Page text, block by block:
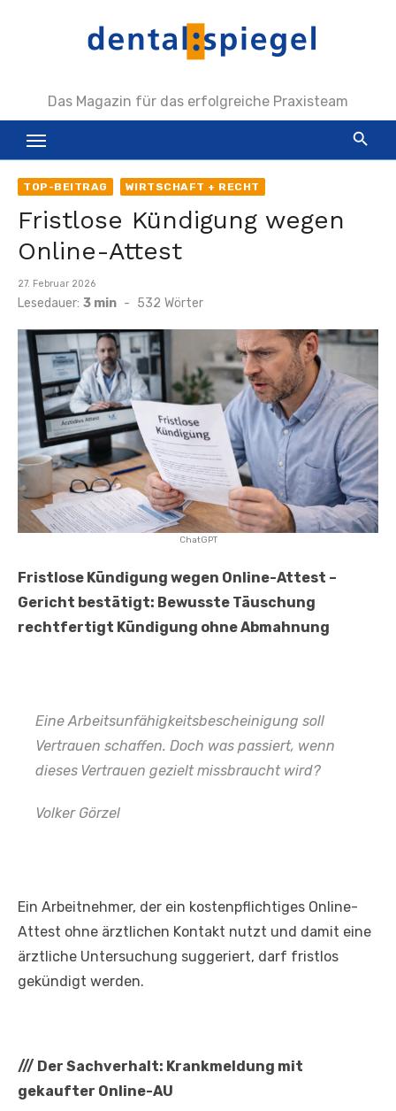
Das Magazin für das erfolgreiche Praxisteam
TOP-BEITRAG WIRTSCHAFT + RECHT
Fristlose Kündigung wegen
Online-Attest
Veröffentlicht
am
27. Februar 2026
Lesedauer: 3 min - 532 Wörter
ChatGPT
Fristlose Kündigung wegen Online-Attest –
Gericht bestätigt: Bewusste Täuschung
rechtfertigt Kündigung ohne Abmahnung
Eine Arbeitsunfähigkeitsbescheinigung soll
Vertrauen schaffen. Doch was passiert, wenn
dieses Vertrauen gezielt missbraucht wird?
Volker Görzel
Ein Arbeitnehmer, der ein kostenpflichtiges Online-
Attest ohne ärztlichen Kontakt nutzt und damit eine
ärztliche Untersuchung suggeriert, darf fristlos
gekündigt werden.
/// Der Sachverhalt: Krankmeldung mit
gekaufter Online-AU